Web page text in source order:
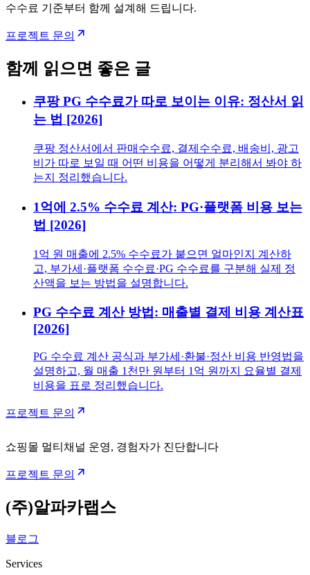
수수료 기준부터 함께 설계해 드립니다.
프로젝트 문의
함께 읽으면 좋은 글
쿠팡 PG 수수료가 따로 보이는 이유: 정산서 읽
는 법 [2026]
쿠팡 정산서에서 판매수수료, 결제수수료, 배송비, 광고
비가 따로 보일 때 어떤 비용을 어떻게 분리해서 봐야 하
는지 정리했습니다.
1억에 2.5% 수수료 계산: PG·플랫폼 비용 보는
법 [2026]
1억 원 매출에 2.5% 수수료가 붙으면 얼마인지 계산하
고, 부가세·플랫폼 수수료·PG 수수료를 구분해 실제 정
산액을 보는 방법을 설명합니다.
PG 수수료 계산 방법: 매출별 결제 비용 계산표
[2026]
PG 수수료 계산 공식과 부가세·환불·정산 비용 반영법을
설명하고, 월 매출 1천만 원부터 1억 원까지 요율별 결제
비용을 표로 정리했습니다.
프로젝트 문의
쇼핑몰 멀티채널 운영, 경험자가 진단합니다
프로젝트 문의
(주)알파카랩스
블로그
Services